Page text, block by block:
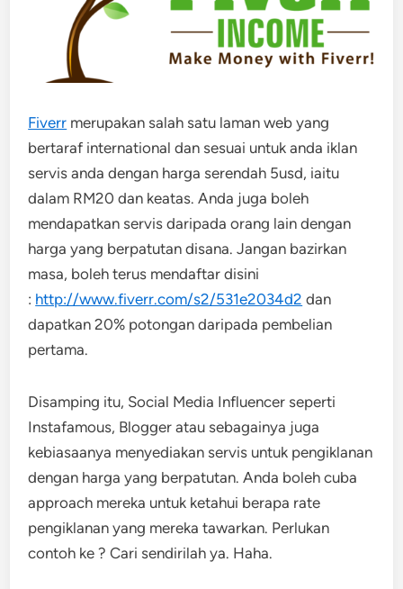
Fiverr merupakan salah satu laman web yang
bertaraf international dan sesuai untuk anda iklan
servis anda dengan harga serendah 5usd, iaitu
dalam RM20 dan keatas. Anda juga boleh
mendapatkan servis daripada orang lain dengan
harga yang berpatutan disana. Jangan bazirkan
masa, boleh terus mendaftar disini
: http://www.fiverr.com/s2/531e2034d2 dan
dapatkan 20% potongan daripada pembelian
pertama.
Disamping itu, Social Media Influencer seperti
Instafamous, Blogger atau sebagainya juga
kebiasaanya menyediakan servis untuk pengiklanan
dengan harga yang berpatutan. Anda boleh cuba
approach mereka untuk ketahui berapa rate
pengiklanan yang mereka tawarkan. Perlukan
contoh ke ? Cari sendirilah ya. Haha.